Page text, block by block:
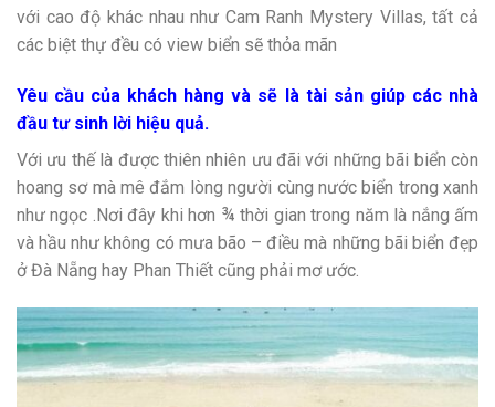
với cao độ khác nhau như Cam Ranh Mystery Villas, tất cả
các biệt thự đều có view biển sẽ thỏa mãn
Yêu cầu của khách hàng và sẽ là tài sản giúp các nhà
đầu tư sinh lời hiệu quả.
Với ưu thế là được thiên nhiên ưu đãi với những bãi biển còn
hoang sơ mà mê đắm lòng người cùng nước biển trong xanh
như ngọc .Nơi đây khi hơn ¾ thời gian trong năm là nắng ấm
và hầu như không có mưa bão – điều mà những bãi biển đẹp
ở Đà Nẵng hay Phan Thiết cũng phải mơ ước.